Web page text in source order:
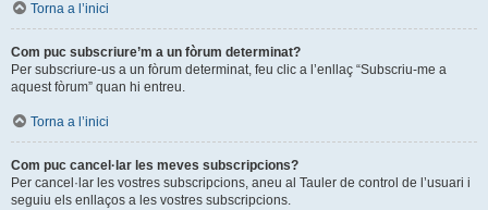
Torna a l’inici
Com puc subscriure’m a un fòrum determinat?
Per subscriure-us a un fòrum determinat, feu clic a l’enllaç “Subscriu-me a
aquest fòrum” quan hi entreu.
Torna a l’inici
Com puc cancel·lar les meves subscripcions?
Per cancel·lar les vostres subscripcions, aneu al Tauler de control de l’usuari i
seguiu els enllaços a les vostres subscripcions.